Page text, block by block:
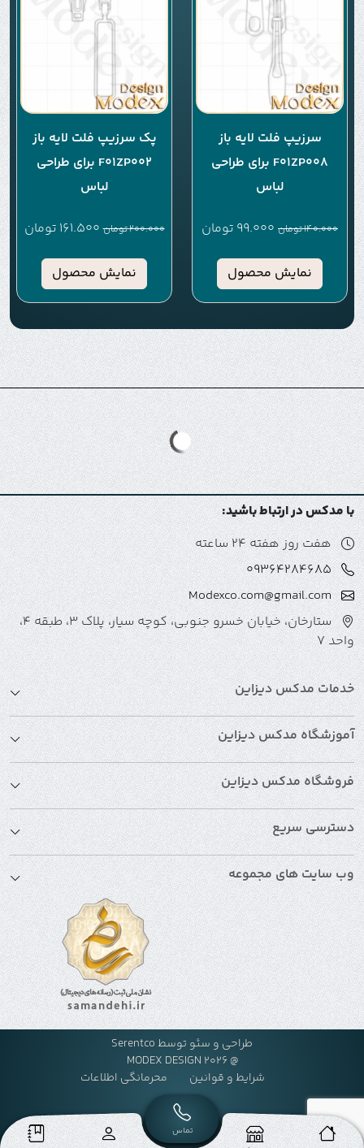
سرزیپ فلت لایه باز
F01ZP008 برای طراحی
لباس
140.000تومان 99.000 تومان
نمایش محصول
پک سرزیپ فلت لایه باز
F01ZP002 برای طراحی
لباس
200.000تومان 161.500 تومان
نمایش محصول
با مدکس در ارتباط باشید:
هفت روز هفته 24 ساعته
09364284685
Modexco.com@gmail.com
ستارخان، خیابان خسرو جنوبی، کوچه سیار، پلاک 3، طبقه 4،
واحد 7
خدمات مدکس دیزاین
آموزشگاه مدکس دیزاین
فروشگاه مدکس دیزاین
دسترسی سریع
وب سایت های مجموعه
طراحی و سئو توسط Serentco
@ MODEX DESIGN 2026
شرایط و قوانین
محرمانگی اطلاعات
تماس